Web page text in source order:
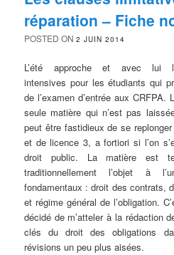
réparation – Fiche
POSTED ON2 JUIN 2014
L’été approche et avec lui
intensives pour les étudiants qui
de l’examen d’entrée aux
seule matière qui n’est pas
peut être fastidieux de se
et de licence 3, a fortiori si l’on
droit public. La matière est
traditionnellement l’objet à
fondamentaux : droit des contrats,
et régime général de l’obligation.
décidé de m’atteler à la rédaction
clés du droit des obligations
révisions un peu plus aisées.